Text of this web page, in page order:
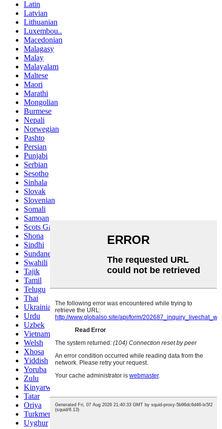
Latin
Latvian
Lithuanian
Luxembou..
Macedonian
Malagasy
Malay
Malayalam
Maltese
Maori
Marathi
Mongolian
Burmese
Nepali
Norwegian
Pashto
Persian
Punjabi
Serbian
Sesotho
Sinhala
Slovak
Slovenian
Somali
Samoan
Scots Gaelic
Shona
Sindhi
Sundanese
Swahili
Tajik
Tamil
Telugu
Thai
Ukrainian
Urdu
Uzbek
Vietnamese
Welsh
Xhosa
Yiddish
Yoruba
Zulu
Kinyarwanda
Tatar
Oriya
Turkmen
Uyghur